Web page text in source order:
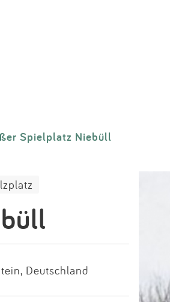
Spielplatz Niebüll
Deutschland